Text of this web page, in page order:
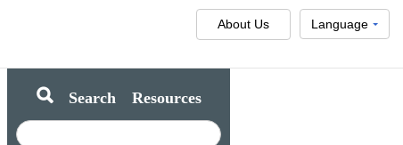
Language
About Us
Search Resources